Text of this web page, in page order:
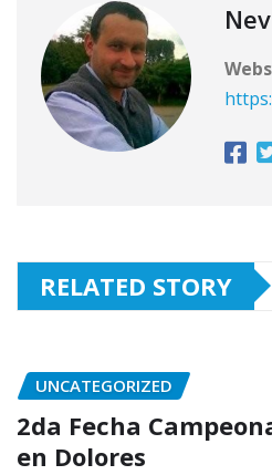
RELATED STORY
UNCATEGORIZED
2da Fecha
en Dolores